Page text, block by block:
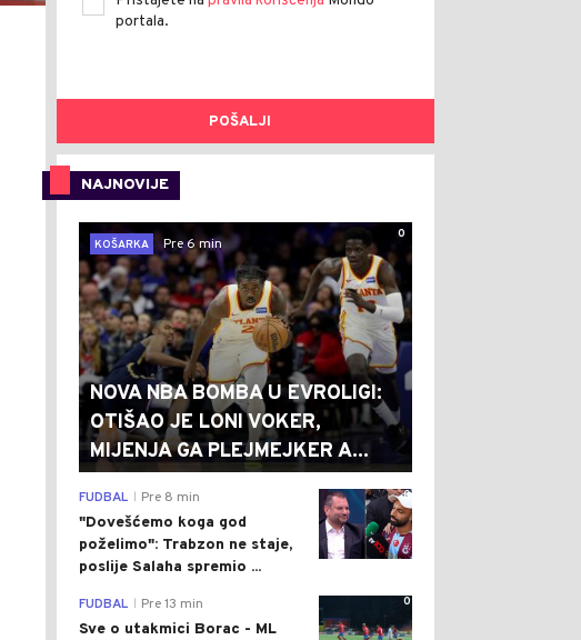
portala.
POŠALJI
NAJNOVIJE
0
KOŠARKA
Pre 6 min
NOVA NBA BOMBA U EVROLIGI:
OTIŠAO JE LONI VOKER,
MIJENJA GA PLEJMEJKER A...
0
FUDBAL Pre 8 min
"Dovešćemo koga god
poželimo": Trabzon ne staje,
poslije Salaha spremio ...
0
FUDBAL Pre 13 min
Sve o utakmici Borac - ML